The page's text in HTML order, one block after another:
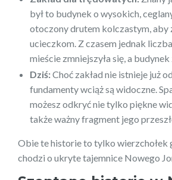
był to budynek o wysokich,
otoczony drutem kolczastym, aby
ucieczkom. Z czasem jednak
mieście zmniejszyła się, a
Dziś:Choć zakład nie istnieje już
fundamenty wciąż są widoczne.
możesz odkryć nie tylko piękne
także ważny fragment jego
Obie te historie to tylko wierzchołek
chodzi o ukryte tajemnice Nowego